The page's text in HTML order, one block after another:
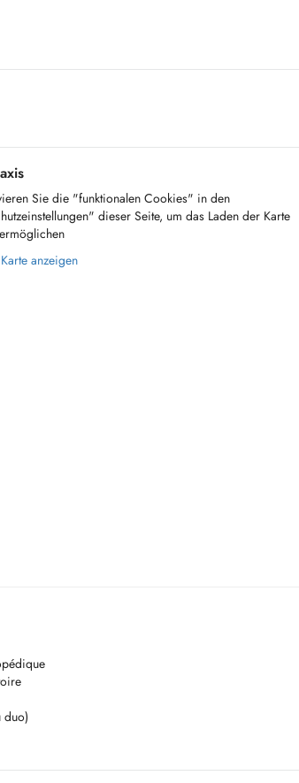
Sie die "funktionalen Cookies" in den
dieser Seite, um das Laden der Karte
anzeigen
duo)
prise en charge individualisée et adaptée aux objectifs
vous accompagner tout au long de votre rééducation.